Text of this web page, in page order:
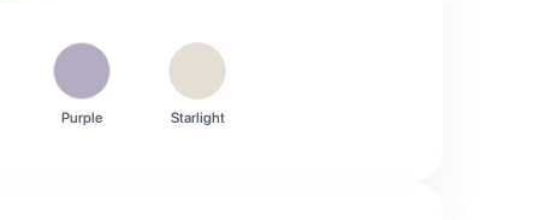
Purple Starlight